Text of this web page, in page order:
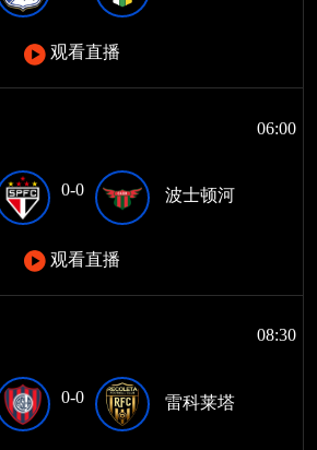
观看直播
06:00
0-0 波士顿河
观看直播
08:30
0-0 雷科莱塔